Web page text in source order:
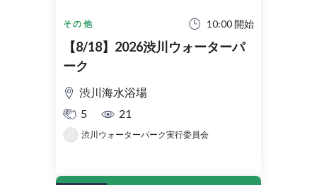
その他 10:00 開始
【8/18】2026渋川ウォーターパ
ーク
渋川海水浴場
5
21
渋川ウォーターパーク実行委員会